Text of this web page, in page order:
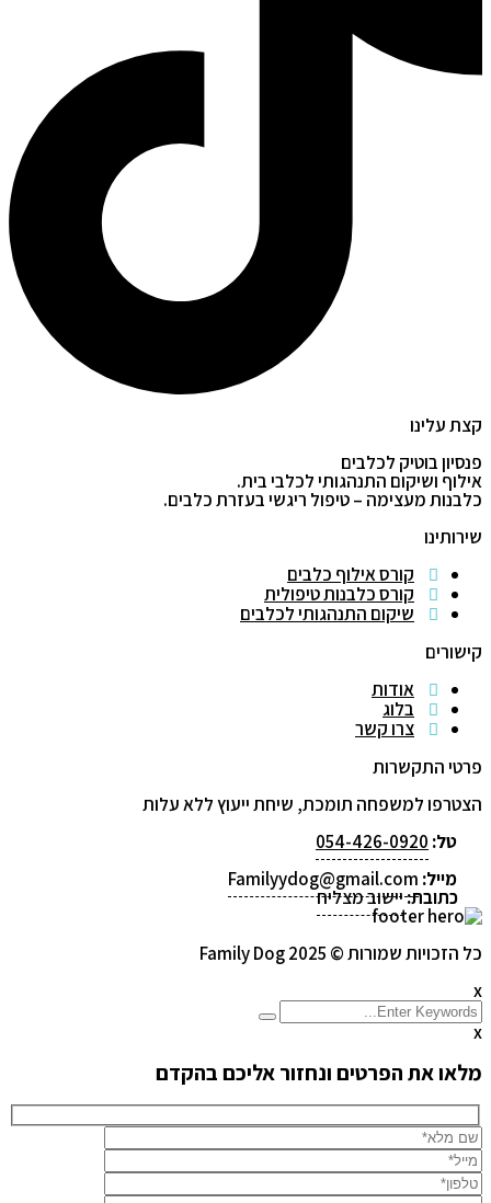
קצת עלינו
פנסיון בוטיק לכלבים
אילוף ושיקום התנהגותי לכלבי בית.
כלבנות מעצימה – טיפול ריגשי בעזרת כלבים.
שירותינו
קורס אילוף כלבים
קורס כלבנות טיפולית
שיקום התנהגותי לכלבים
קישורים
אודות
בלוג
צרו קשר
פרטי התקשרות
הצטרפו למשפחה תומכת, שיחת ייעוץ ללא עלות
טל: 054-426-0920
מייל: Familyydog@gmail.com
כתובת:יישוב מצליח
כל הזכויות שמורות © 2025 Family Dog
x
x
מלאו את הפרטים ונחזור אליכם בהקדם